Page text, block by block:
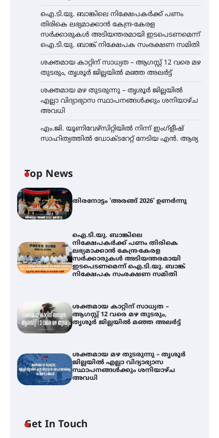
ഐ.ടി.യു. ബാങ്കിലെ നിക്ഷേപകർക്ക് പണം
തിരികെ ലഭ്യമാക്കാൻ കേന്ദ്ര-കേരള
സർക്കാരുകൾ അടിയന്തരമായി ഇടപെടണമെന്ന്
ഐ.ടി.യു. ബാങ്ക് നിക്ഷേപക സംരക്ഷണ സമിതി
ശക്തമായ കാറ്റിന് സാധ്യത – ആഗസ്റ്റ് 12 വരെ മഴ
തുടരും, തൃശൂർ ജില്ലയിൽ മഞ്ഞ അലർട്ട്
ശക്തമായ മഴ തുടരുന്നു – തൃശൂർ ജില്ലയിൽ
എല്ലാ വിദ്യാഭ്യാസ സ്ഥാപനങ്ങൾക്കും ശനിയാഴ്ച
അവധി
എം.ജി. യൂണിവേഴ്‌സിറ്റിയിൽ നിന്ന് ഇംഗ്ളീഷ്
സാഹിത്യത്തിൽ ഡോക്ടറേറ്റ് നേടിയ എൻ. ആര്യ
Top News
തിരനോട്ടം ‘അരങ്ങ് 2026’ ഉണർന്നു
ഐ.ടി.യു. ബാങ്കിലെ
നിക്ഷേപകർക്ക് പണം തിരികെ
ലഭ്യമാക്കാൻ കേന്ദ്ര-കേരള
സർക്കാരുകൾ അടിയന്തരമായി
ഇടപെടണമെന്ന് ഐ.ടി.യു. ബാങ്ക്
നിക്ഷേപക സംരക്ഷണ സമിതി
ശക്തമായ കാറ്റിന് സാധ്യത –
ആഗസ്റ്റ് 12 വരെ മഴ തുടരും,
തൃശൂർ ജില്ലയിൽ മഞ്ഞ അലർട്ട്
ശക്തമായ മഴ തുടരുന്നു – തൃശൂർ
ജില്ലയിൽ എല്ലാ വിദ്യാഭ്യാസ
സ്ഥാപനങ്ങൾക്കും ശനിയാഴ്ച
അവധി
Get In Touch
ഐ.ടി.യു. ബാങ്കിലെ
നിക്ഷേപകർക്ക് പണം തിരികെ
ലഭ്യമാക്കാൻ കേന്ദ്ര-കേരള